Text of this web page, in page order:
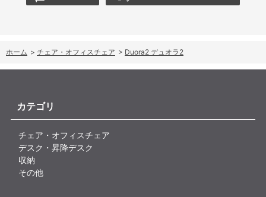
ホーム > チェア・オフィスチェア > Duora2 デュオラ2
カテゴリ
チェア・オフィスチェア
デスク・昇降デスク
収納
その他